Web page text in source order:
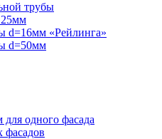
трубы
25мм
d=16мм «Рейлинга»
d=50мм
одного фасада
фасадов